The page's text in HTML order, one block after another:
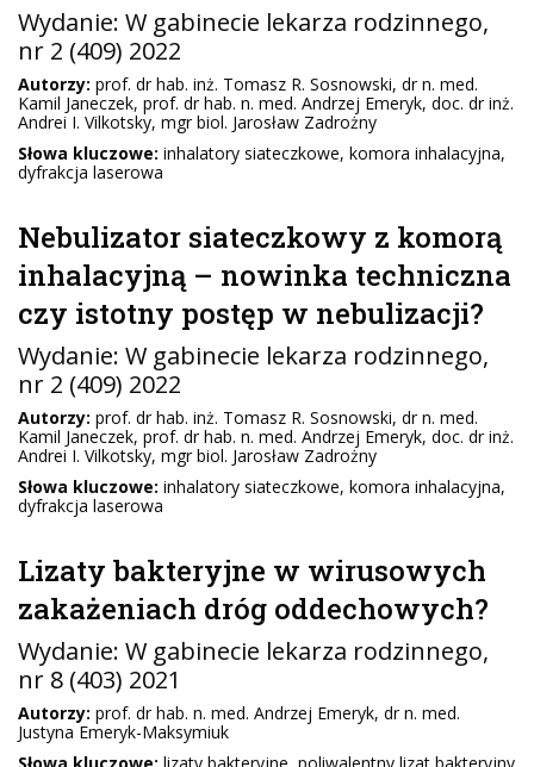
Wydanie: W gabinecie lekarza rodzinnego,
nr 2 (409) 2022
Autorzy: prof. dr hab. inż. Tomasz R. Sosnowski, dr n. med.
Kamil Janeczek, prof. dr hab. n. med. Andrzej Emeryk, doc. dr inż.
Andrei I. Vilkotsky, mgr biol. Jarosław Zadrożny
Słowa kluczowe: inhalatory siateczkowe, komora inhalacyjna,
dyfrakcja laserowa
Nebulizator siateczkowy z komorą
inhalacyjną – nowinka techniczna
czy istotny postęp w nebulizacji?
Wydanie: W gabinecie lekarza rodzinnego,
nr 2 (409) 2022
Autorzy: prof. dr hab. inż. Tomasz R. Sosnowski, dr n. med.
Kamil Janeczek, prof. dr hab. n. med. Andrzej Emeryk, doc. dr inż.
Andrei I. Vilkotsky, mgr biol. Jarosław Zadrożny
Słowa kluczowe: inhalatory siateczkowe, komora inhalacyjna,
dyfrakcja laserowa
Lizaty bakteryjne w wirusowych
zakażeniach dróg oddechowych?
Wydanie: W gabinecie lekarza rodzinnego,
nr 8 (403) 2021
Autorzy: prof. dr hab. n. med. Andrzej Emeryk, dr n. med.
Justyna Emeryk-Maksymiuk